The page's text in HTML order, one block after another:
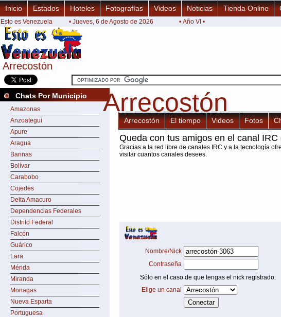
Arrecostón
Arrecostón
Inicio Estados Hoteles Fotografías Videos Noticias Tienda Online
Esto es Venezuela • Jueves, 6 de Agosto de 2026 • Año VI •
Chats Por Municipio
Amazonas
Anzoategui
Apure
Aragua
Barinas
Bolívar
Carabobo
Cojedes
Delta Amacuro
Dependencias Federales
Distrito Federal
Falcón
Guárico
Lara
Mérida
Miranda
Monagas
Nueva Esparta
Portuguesa
Arrecostón
Arrecostón
Arrecostón El tiempo Videos Fotos
Queda con tus amigos en el canal IRC
Gracias a la red libre de canales IRC y a la tecnología
visitar cuantos canales desees.
Nombre/Nick
Contraseña
Sólo en el caso de que tengas el nick registrado.
Elige un canal